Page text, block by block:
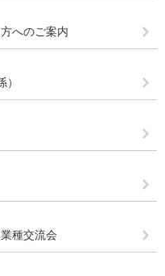
へのご案内
種交流会